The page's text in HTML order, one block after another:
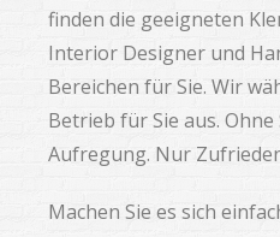
finden die geeigneten
Interior Designer und
Bereichen für Sie. Wir
Betrieb für Sie aus.
Aufregung. Nur
Machen Sie es sich